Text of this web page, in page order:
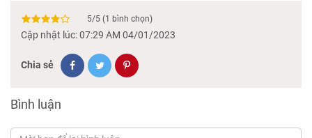
5/5 (1 bình chọn)
Cập nhật lúc: 07:29 AM 04/01/2023
Chia sẻ
Bình luận